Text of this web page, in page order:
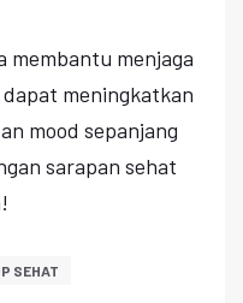
membantu menjaga
meningkatkan
mood sepanjang
sarapan sehat
SEHAT